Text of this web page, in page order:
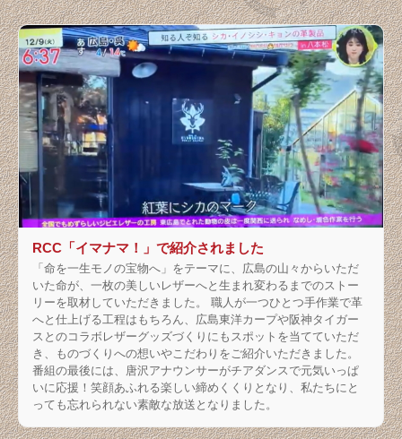
牛革カバン、ポーチ
牛革小物
RCC「イマナマ！」で紹介されました
「命を一生モノの宝物へ」をテーマに、広島の山々からいただ
いた命が、一枚の美しいレザーへと生まれ変わるまでのストー
リーを取材していただきました。 職人が一つひとつ手作業で革
へと仕上げる工程はもちろん、広島東洋カープや阪神タイガー
スとのコラボレザーグッズづくりにもスポットを当てていただ
き、ものづくりへの想いやこだわりをご紹介いただきました。
番組の最後には、唐沢アナウンサーがチアダンスで元気いっぱ
いに応援！笑顔あふれる楽しい締めくくりとなり、私たちにと
っても忘れられない素敵な放送となりました。